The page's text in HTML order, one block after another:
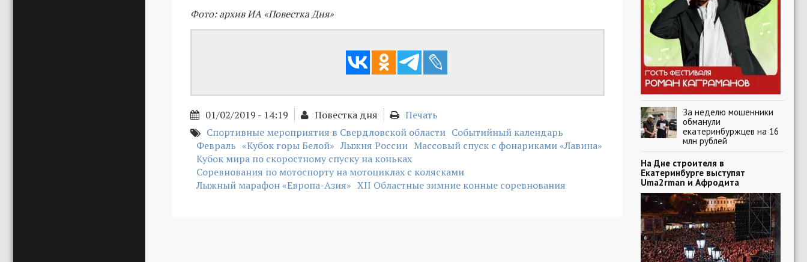
Фото: архив ИА «Повестка Дня»
01/02/2019 - 14:19 Повестка дня
Печать
Спортивные мероприятия в Свердловской области Событийный календарь
Февраль «Кубок горы Белой» Лыжня России Массовый спуск с фонариками «Лавина»
Кубок мира по скоростному спуску на коньках
Соревнования по мотоспорту на мотоциклах с колясками
Лыжный марафон «Европа-Азия» XII Областные зимние конные соревнования
За неделю мошенники
обманули
екатеринбуржцев на 16
млн рублей
На Дне строителя в
Екатеринбурге выступят
Uma2rman и Афродита